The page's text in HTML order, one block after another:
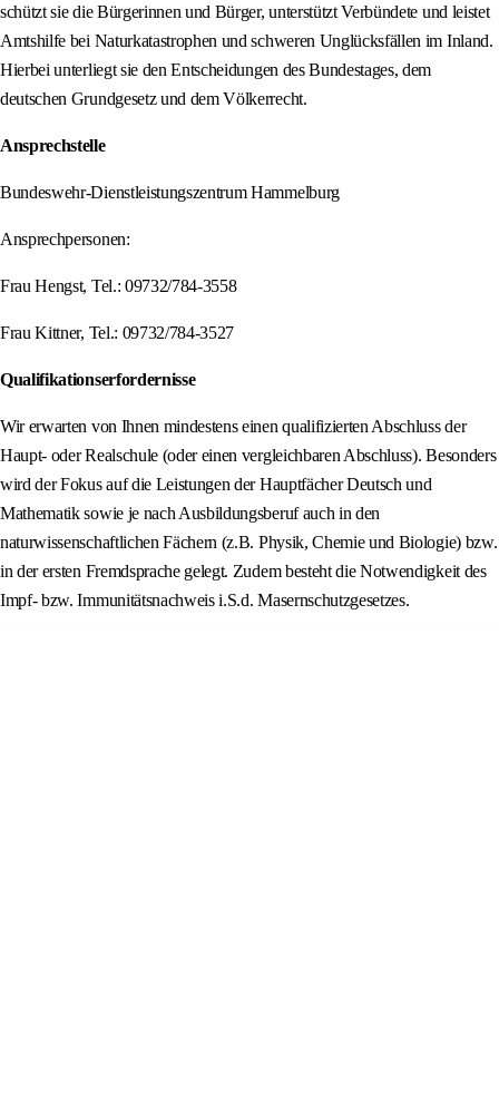
schützt sie die Bürgerinnen und Bürger, unterstützt Verbündete und leistet
Amtshilfe bei Naturkatastrophen und schweren Unglücksfällen im Inland.
Hierbei unterliegt sie den Entscheidungen des Bundestages, dem
deutschen Grundgesetz und dem Völkerrecht.
Ansprechstelle
Bundeswehr-Dienstleistungszentrum Hammelburg
Ansprechpersonen:
Frau Hengst, Tel.: 09732/784-3558
Frau Kittner, Tel.: 09732/784-3527
Qualifikationserfordernisse
Wir erwarten von Ihnen mindestens einen qualifizierten Abschluss der
Haupt- oder Realschule (oder einen vergleichbaren Abschluss). Besonders
wird der Fokus auf die Leistungen der Hauptfächer Deutsch und
Mathematik sowie je nach Ausbildungsberuf auch in den
naturwissenschaftlichen Fächern (z.B. Physik, Chemie und Biologie) bzw.
in der ersten Fremdsprache gelegt. Zudem besteht die Notwendigkeit des
Impf- bzw. Immunitätsnachweis i.S.d. Masernschutzgesetzes.